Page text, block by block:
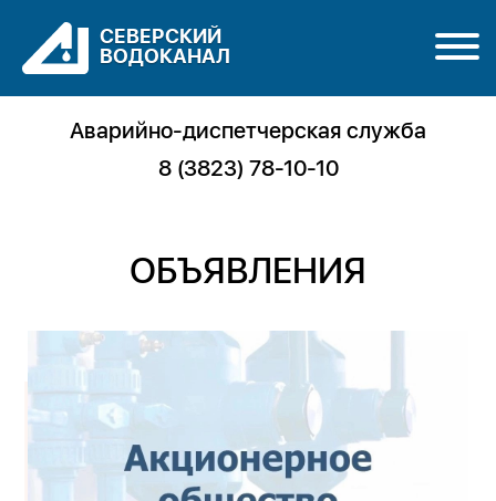
Аварийно-диспетчерская служба
8 (3823) 78-10-10
СЕВЕРСКИЙ
ВОДОКАНАЛ
ОБЪЯВЛЕНИЯ